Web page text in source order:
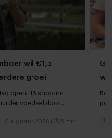
wil €1,5
groei
opent 16 shop-in-
voedsel door
6 augustus 2026 5 min
per